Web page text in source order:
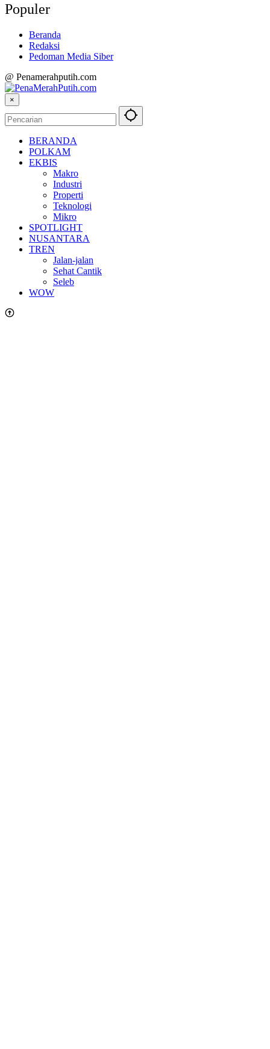
Populer
Beranda
Redaksi
Pedoman Media Siber
@ Penamerahputih.com
×
BERANDA
POLKAM
EKBIS
Makro
Industri
Properti
Teknologi
Mikro
SPOTLIGHT
NUSANTARA
TREN
Jalan-jalan
Sehat Cantik
Seleb
WOW